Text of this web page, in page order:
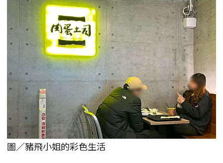
圖／豬飛小姐的彩色生活